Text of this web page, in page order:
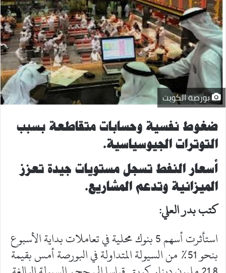
بورصة الكويت
ضغوط نفسية وحسابات متقاطعة بسبب
التوترات الجيوسياسية.
أسعار النفط تسجل مستويات جيدة تعزز
الميزانية وتدعم المشاريع.
كتب بدر العلي:
استأثرت أسهم 5 بنوك محلية في تعاملات بداية الأسبوع
بنحو 51% من السيولة المتداولة في البورصة أمس بقيمة